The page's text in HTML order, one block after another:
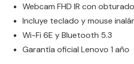
Webcam FHD IR con
Incluye teclado y mouse
Wi-Fi 6E y Bluetooth 5.3
Garantía oficial Lenovo 1 año